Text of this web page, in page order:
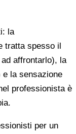
la
tratta spesso il
affrontarlo), la
e la sensazione
professionista è
per un